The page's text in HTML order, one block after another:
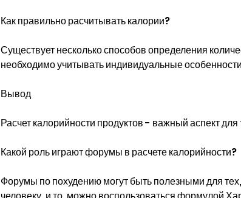
Как правильно расчитывать калории?
Существует несколько способов определения
необходимо учитывать индивидуальные
Вывод
Расчет калорийности продуктов - важный аспект для
Какой роль играют форумы в расчете калорийности?
Форумы по похудению могут быть полезными для